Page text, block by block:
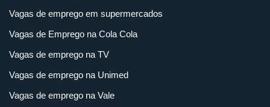
Vagas de emprego em supermercados
Vagas de Emprego na Cola Cola
Vagas de emprego na TV
Vagas de emprego na Unimed
Vagas de emprego na Vale